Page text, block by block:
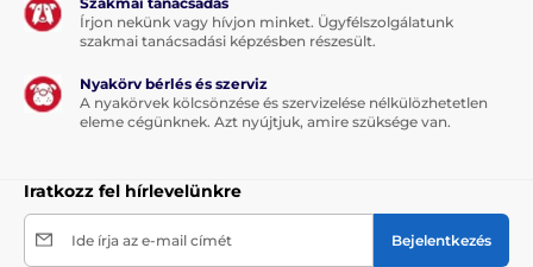
Vízállóak a nyakörvek?
További nagyon fontos tényező a vevőkészülékek vízálló
tulajdonsága. Leggyakrabban a következő vízálló
tulajdonságokkal találkozhat: védelem nélkül (nem
rendelkezik vízálló tulajdonsággal és a készüléket száraz
vízhatlan (ellenáll a nedves környezetnek és víz alá
Milyen tápegységet használnak a nyakörvek?
Írjon nekünk vagy hívjon minket. Ügyfélszolgálatunk
szakmai tanácsadási képzésben részesült.
Nyakörv bérlés és szerviz
A nyakörvek kölcsönzése és szervizelése nélkülözhetetlen
eleme cégünknek. Azt nyújtjuk, amire szüksége van.
Iratkozz fel hírlevelünkre
Ide írja az e-mail címét Bejelentkezés